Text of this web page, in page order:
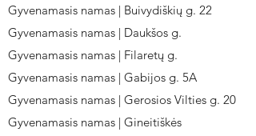
Gyvenamasis namas | Buivydiškių g. 22
Gyvenamasis namas | Daukšos g.
Gyvenamasis namas | Filaretų g.
Gyvenamasis namas | Gabijos g. 5A
Gyvenamasis namas | Gerosios Vilties g. 20
Gyvenamasis namas | Gineitiškės